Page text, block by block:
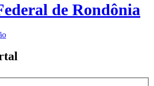
de Rondônia